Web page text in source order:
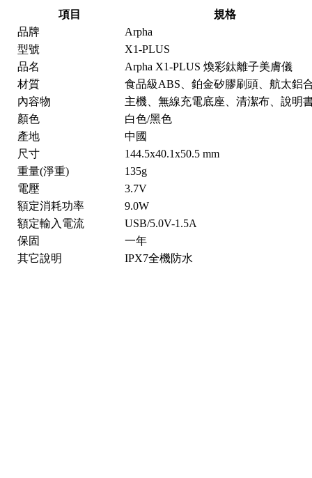
項目
規格
品牌
Arpha
型號
X1-PLUS
品名
Arpha X1-PLUS 煥彩鈦離子美膚儀
材質
食品級ABS、鉑金矽膠刷頭、航太鋁
內容物
主機、無線充電底座、清潔布、說明
顏色
白色/黑色
產地
中國
尺寸
144.5x40.1x50.5 mm
重量(淨重)
135g
電壓
3.7V
額定消耗功率
9.0W
額定輸入電流
USB/5.0V-1.5A
保固
一年
其它說明
IPX7全機防水